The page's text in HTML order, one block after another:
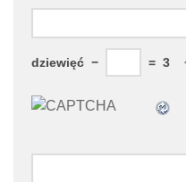
dziewięć − = 3